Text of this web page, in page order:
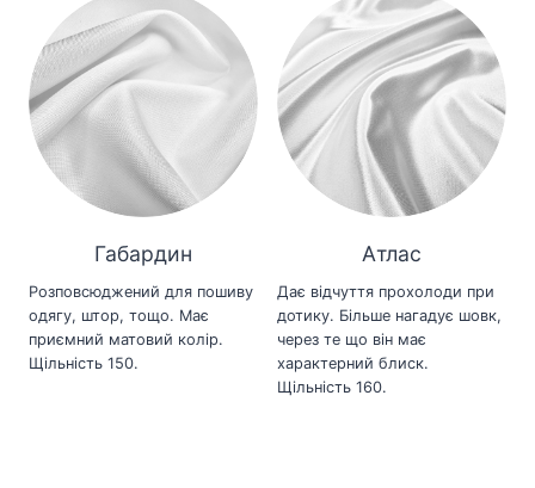
Габардин
Розповсюджений для пошиву
одягу, штор, тощо. Має
приємний матовий колір.
Щільність 150.
Атлас
Дає відчуття прохолоди при
дотику. Більше нагадує шовк,
через те що він має
характерний блиск.
Щільність 160.